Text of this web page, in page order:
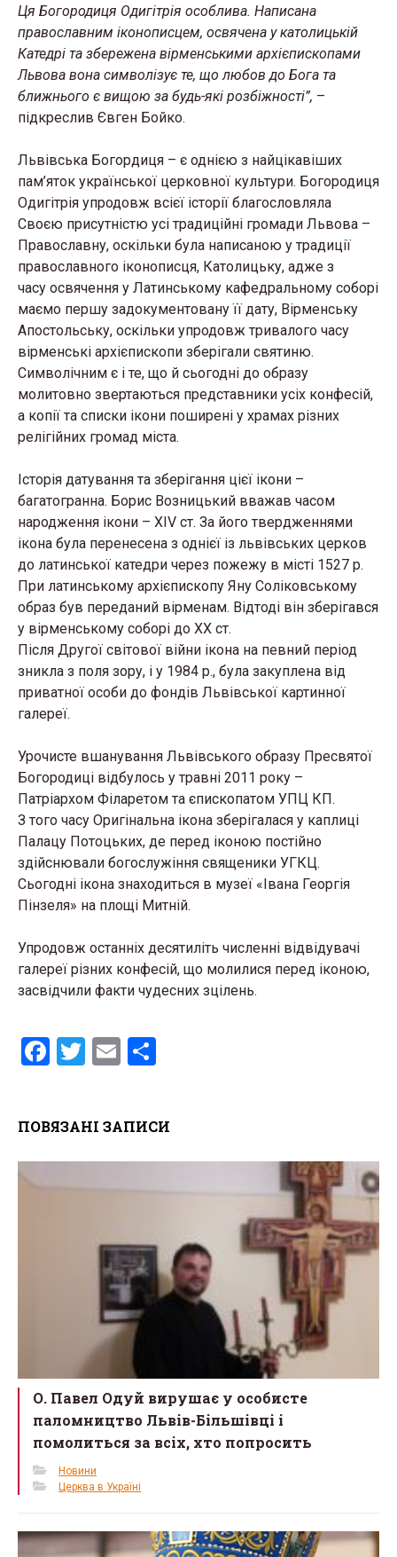
Ця Богородиця Одигітрія особлива. Написана
православним іконописцем, освячена у католицькій
Катедрі та збережена вірменськими архієпископами
Львова вона символізує те, що любов до Бога та
ближнього є вищою за будь-які розбіжності”, –
підкреслив Євген Бойко.
Львівська Богордиця – є однією з найцікавіших
пам’яток української церковної культури. Богородиця
Одигітрія упродовж всієї історії благословляла
Своєю присутністю усі традиційні громади Львова –
Православну, оскільки була написаною у традиції
православного іконописця, Католицьку, адже з
часу освячення у Латинському кафедральному соборі
маємо першу задокументовану її дату, Вірменську
Апостольську, оскільки упродовж тривалого часу
вірменські архієпископи зберігали святиню.
Символічним є і те, що й сьогодні до образу
молитовно звертаються представники усіх конфесій,
а копії та списки ікони поширені у храмах різних
релігійних громад міста.
Історія датування та зберігання цієї ікони –
багатогранна. Борис Возницький вважав часом
народження ікони – ХІV cт. За його твердженнями
ікона була перенесена з однієї із львівських церков
до латинської катедри через пожежу в місті 1527 р.
При латинському архієпископу Яну Соліковському
образ був переданий вірменам. Відтоді він зберігався
у вірменському соборі до ХХ ст.
Після Другої світової війни ікона на певний період
зникла з поля зору, і у 1984 р., була закуплена від
приватної особи до фондів Львівської картинної
галереї.
Урочисте вшанування Львівського образу Пресвятої
Богородиці відбулось у травні 2011 року –
Патріархом Філаретом та єпископатом УПЦ КП.
З того часу Оригінальна ікона зберігалася у каплиці
Палацу Потоцьких, де перед іконою постійно
здійснювали богослужіння священики УГКЦ.
Сьогодні ікона знаходиться в музеї «Івана Георгія
Пінзеля» на площі Митній.
Упродовж останніх десятиліть численні відвідувачі
галереї різних конфесій, що молилися перед іконою,
засвідчили факти чудесних зцілень.
F
b
o
o
T
er
E
e
ПОВЯЗАНІ ЗАПИСИ
О. Павел Одуй вирушає у особисте
паломництво Львів-Більшівці і
помолиться за всіх, хто попросить
Новини
Церква в Україні